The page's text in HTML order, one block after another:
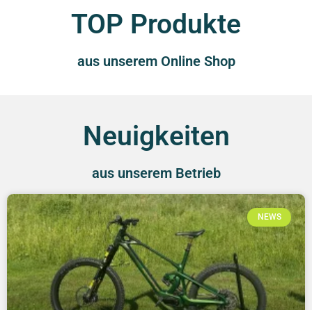
TOP Produkte
aus unserem Online Shop
Neuigkeiten
aus unserem Betrieb
NEWS